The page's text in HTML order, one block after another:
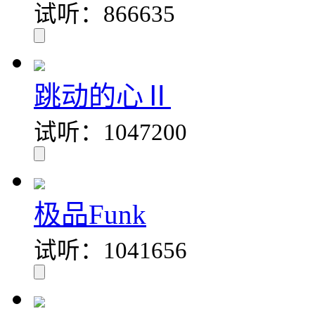
试听：866635
跳动的心Ⅱ
试听：1047200
极品Funk
试听：1041656